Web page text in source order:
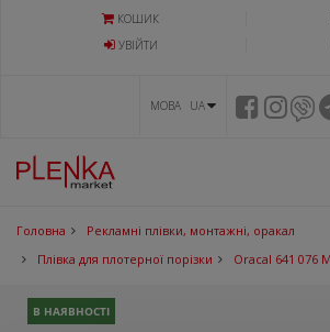
КОШИК
УВIЙТИ
МОВА UA
Головна
Рекламні плівки, монтажні, оракал
Плівка для плотерної порізки
Oracal 641 076
В НАЯВНОСТІ